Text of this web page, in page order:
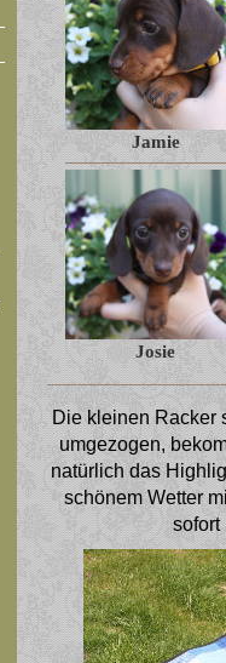
Jamie
Josie
Die kleinen Racker
umgezogen,
natürlich das
schönem Wetter
sofort